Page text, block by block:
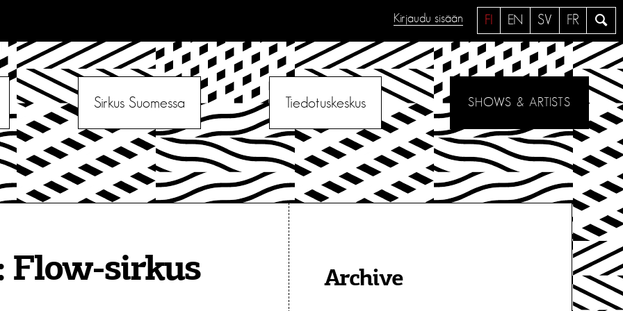
a
e
FI EN SV FR
Kirjaudu sisään
Sirkus Suomessa Tiedotuskeskus SHOWS & ARTISTS
Flow-sirkus Archive